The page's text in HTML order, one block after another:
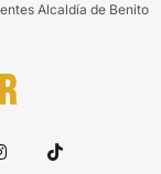
Alcaldía de Benito